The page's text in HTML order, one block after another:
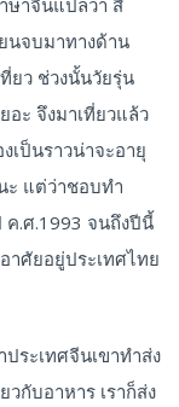
นจบมาทางด้าน
ยว ช่วงนั้นวัยรุ่น
อะ จึงมาเที่ยวแล้ว
เป็นราวน่าจะอายุ
ะ แต่ว่าชอบทำ
ค.ศ.1993 จนถึงปีนี้
าศัยอยู่ประเทศไทย
ระเทศจีนเขาทำส่ง
วกับอาหาร เราก็ส่ง